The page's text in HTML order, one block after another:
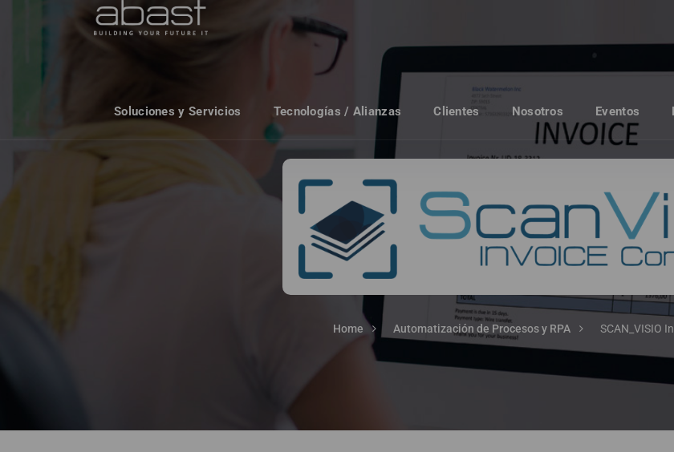
Soluciones y Servicios Tecnologías / Alianzas Clientes Nosotros Eventos
Home Automatización de Procesos y RPA SCAN_VISIO